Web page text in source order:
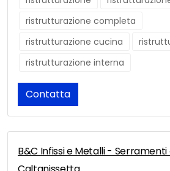
ristrutturazione completa
ristrutturazione cucina
ristrutturazione interna
Contatta
B&C Infissi e Metalli -